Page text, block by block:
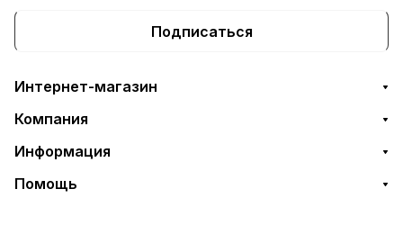
Подписаться
Интернет-магазин
Компания
Информация
Помощь